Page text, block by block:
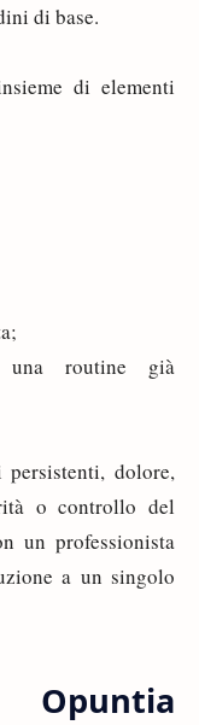
di base.
di elementi
routine già
dolore,
o controllo del
un professionista
a un singolo